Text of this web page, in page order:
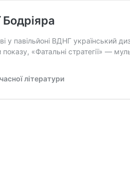
Бодріяра
у павільйоні ВДНГ український
показу, «Фатальні стратегії» —
літератури